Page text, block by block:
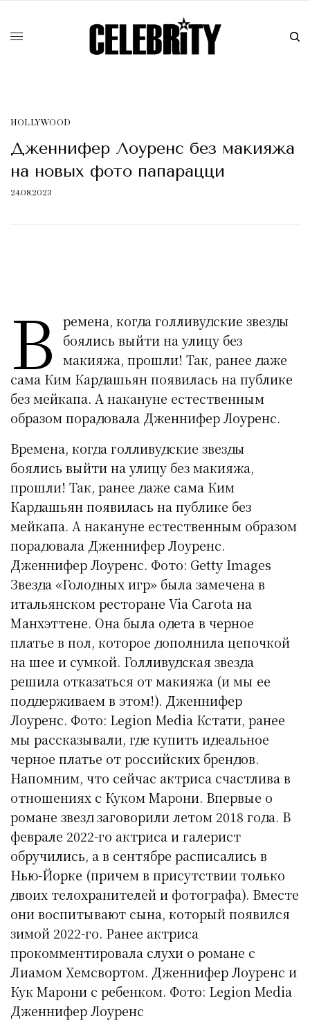
HOLLYWOOD
Дженнифер Лоуренс без макияжа
на новых фото папарацци
24.08.2023
В
ремена, когда голливудские звезды
боялись выйти на улицу без
макияжа, прошли! Так, ранее даже
сама Ким Кардашьян появилась на публике
без мейкапа. А накануне естественным
образом порадовала Дженнифер Лоуренс.
Времена, когда голливудские звезды
боялись выйти на улицу без макияжа,
прошли! Так, ранее даже сама Ким
Кардашьян появилась на публике без
мейкапа. А накануне естественным образом
порадовала Дженнифер Лоуренс.
Дженнифер Лоуренс. Фото: Getty Images
Звезда «Голодных игр» была замечена в
итальянском ресторане Via Carota на
Манхэттене. Она была одета в черное
платье в пол, которое дополнила цепочкой
на шее и сумкой. Голливудская звезда
решила отказаться от макияжа (и мы ее
поддерживаем в этом!). Дженнифер
Лоуренс. Фото: Legion Media Кстати, ранее
мы рассказывали, где купить идеальное
черное платье от российских брендов.
Напомним, что сейчас актриса счастлива в
отношениях с Куком Марони. Впервые о
романе звезд заговорили летом 2018 года. В
феврале 2022-го актриса и галерист
обручились, а в сентябре расписались в
Нью-Йорке (причем в присутствии только
двоих телохранителей и фотографа). Вместе
они воспитывают сына, который появился
зимой 2022-го. Ранее актриса
прокомментировала слухи о романе с
Лиамом Хемсвортом. Дженнифер Лоуренс и
Кук Марони с ребенком. Фото: Legion Media
Дженнифер Лоуренс